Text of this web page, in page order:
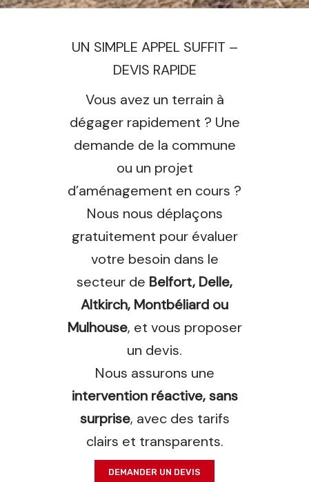
UN SIMPLE APPEL SUFFIT –
DEVIS RAPIDE
Vous avez un terrain à
dégager rapidement ? Une
demande de la commune
ou un projet
d’aménagement en cours ?
Nous nous déplaçons
gratuitement pour évaluer
votre besoin dans le
secteur de Belfort, Delle,
Altkirch, Montbéliard ou
Mulhouse, et vous proposer
un devis.
Nous assurons une
intervention réactive, sans
surprise, avec des tarifs
clairs et transparents.
DEMANDER UN DEVIS